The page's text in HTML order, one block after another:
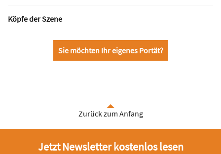
Köpfe der Szene
Sie möchten Ihr eigenes Portät?
Zurück zum Anfang
Jetzt Newsletter kostenlos lesen